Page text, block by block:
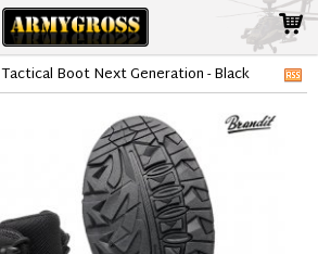
Tactical Boot Next Generation - Black